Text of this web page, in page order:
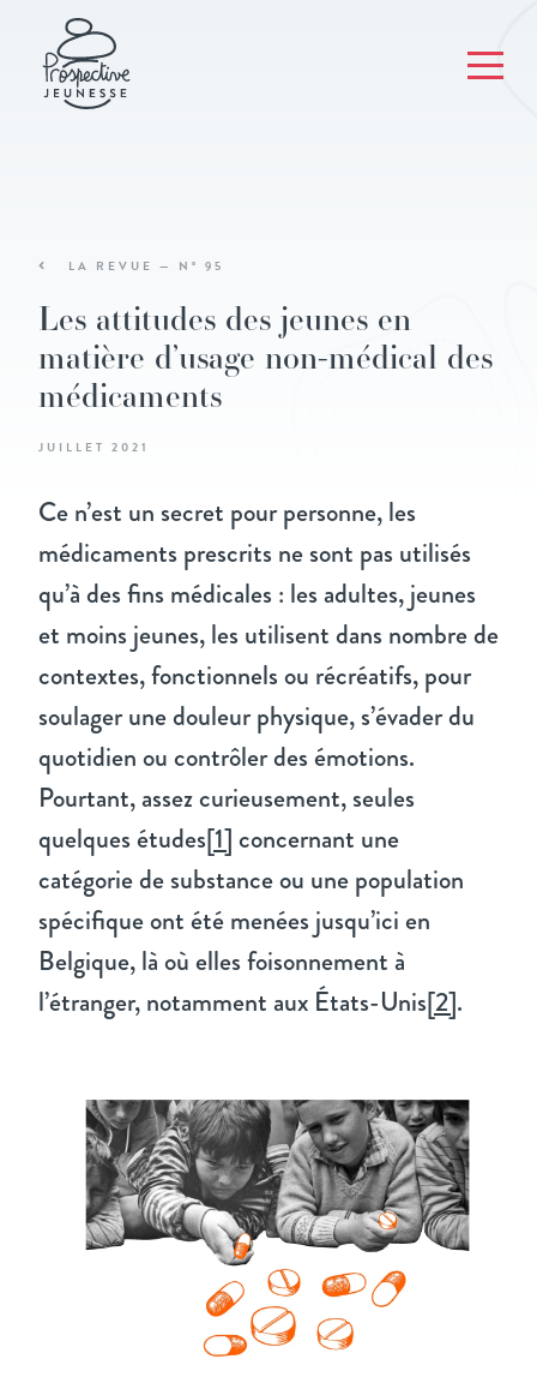
LA REVUE — N° 95
Les attitudes des jeunes en
matière d’usage non-médical des
médicaments
JUILLET 2021
Ce n’est un secret pour personne, les
médicaments prescrits ne sont pas utilisés
qu’à des fins médicales : les adultes, jeunes
et moins jeunes, les utilisent dans nombre de
contextes, fonctionnels ou récréatifs, pour
soulager une douleur physique, s’évader du
quotidien ou contrôler des émotions.
Pourtant, assez curieusement, seules
quelques études[1]concernant une
catégorie de substance ou une population
spécifique ont été menées jusqu’ici en
Belgique, là où elles foisonnement à
l’étranger, notamment aux États-Unis[2].